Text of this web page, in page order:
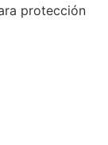
protección